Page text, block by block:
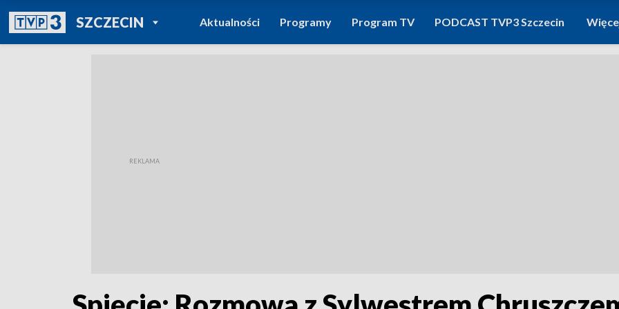
SZCZECINPOWRÓT DO
TVP REGIONY
Aktualności Programy Program TV PODCAST TVP3 Szczecin